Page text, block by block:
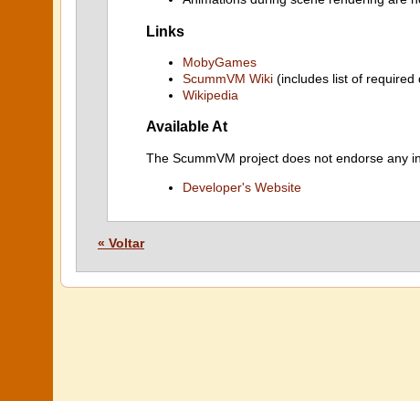
Links
MobyGames
ScummVM Wiki (includes list of required
Wikipedia
Available At
The ScummVM project does not endorse any
Developer's Website
« Voltar